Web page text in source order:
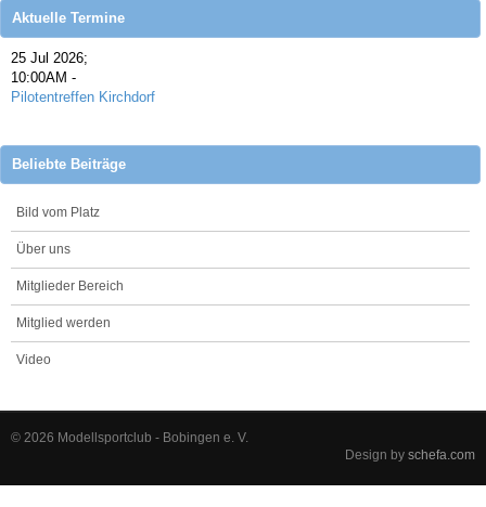
Aktuelle Termine
25 Jul 2026;
10:00AM -
Pilotentreffen Kirchdorf
Beliebte Beiträge
Bild vom Platz
Über uns
Mitglieder Bereich
Mitglied werden
Video
© 2026 Modellsportclub - Bobingen e. V.
Design by schefa.com